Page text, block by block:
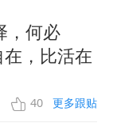
，何必
在，比活在
40 更多跟贴